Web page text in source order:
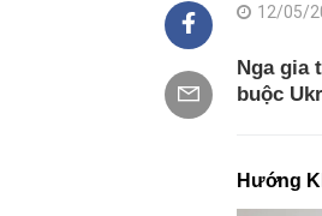
12/05/
Nga gia
buộc
Hướng